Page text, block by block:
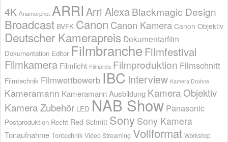
4K Anamorphot ARRI Arri AlexaBlackmagic Design
Broadcast BVFK Canon Canon Kamera Canon Objektiv
Deutscher Kamerapreis Dokumentarfilm
Dokumentation Editor Filmbranche Filmfestival
Filmkamera Filmlicht Filmpreis Filmproduktion Filmschnitt
Filmtechnik Filmwettbewerb IBC Interview Kamera Drohne
Kameramann Kameramann Ausbildung Kamera Objektiv
Kamera Zubehör LED NAB Show Panasonic
Postproduktion Recht Red Schnitt Sony Sony Kamera
Tonaufnahme Tontechnik Video Streaming Vollformat Workshop